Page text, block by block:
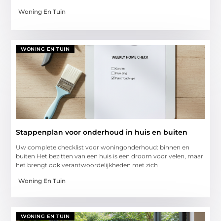
Woning En Tuin
WONING EN TUIN
Stappenplan voor onderhoud in huis en buiten
Uw complete checklist voor woningonderhoud: binnen en
buiten Het bezitten van een huis is een droom voor velen, maar
het brengt ook verantwoordelijkheden met zich
Woning En Tuin
WONING EN TUIN